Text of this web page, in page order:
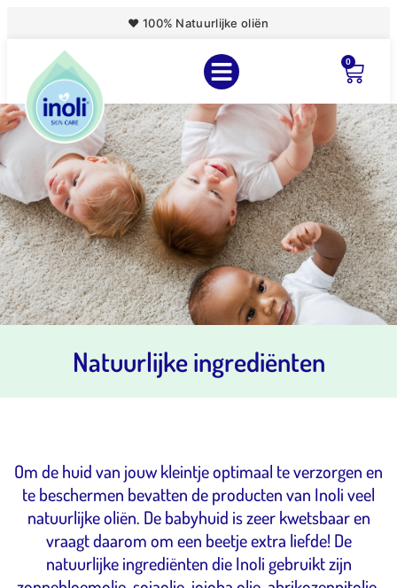
♥ 100% Natuurlijke oliën
0
Natuurlijke ingrediënten
Om de huid van jouw kleintje optimaal te verzorgen en
te beschermen bevatten de producten van Inoli veel
natuurlijke oliën. De babyhuid is zeer kwetsbaar en
vraagt daarom om een beetje extra liefde! De
natuurlijke ingrediënten die Inoli gebruikt zijn